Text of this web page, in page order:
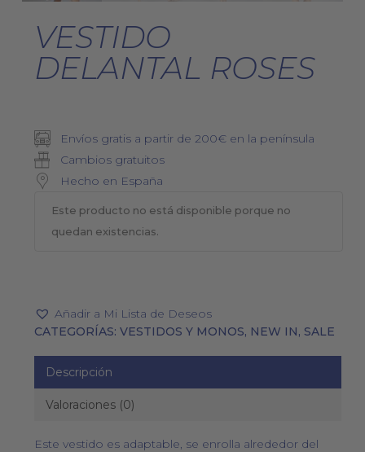
VESTIDO
DELANTAL ROSES
Envíos gratis a partir de 200€ en la península
Cambios gratuitos
Hecho en España
Este producto no está disponible porque no
quedan existencias.
Añadir a Mi Lista de Deseos
CATEGORÍAS: VESTIDOS Y MONOS, NEW IN, SALE
Descripción
Valoraciones (0)
Este vestido es adaptable, se enrolla alrededor del